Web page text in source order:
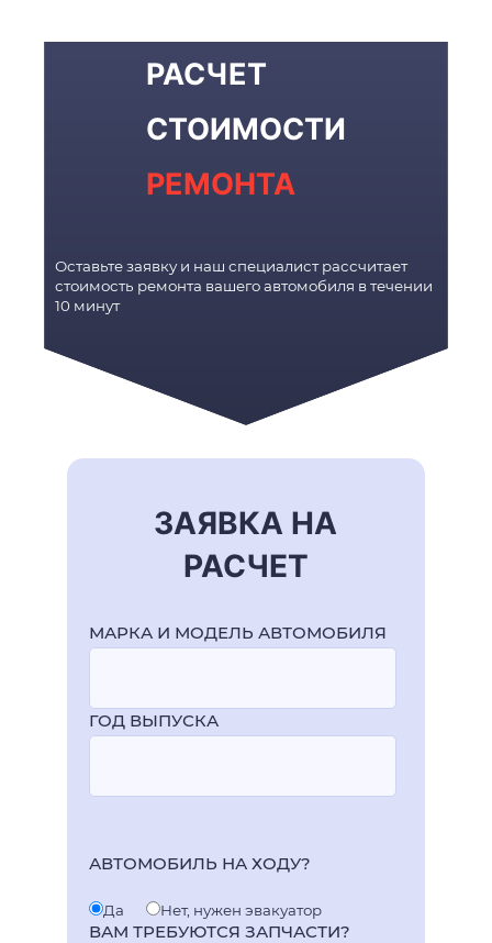
РАСЧЕТ
СТОИМОСТИ
РЕМОНТА
Оставьте заявку и наш специалист рассчитает
стоимость ремонта вашего автомобиля в течении
10 минут
ЗАЯВКА НА
РАСЧЕТ
МАРКА И МОДЕЛЬ АВТОМОБИЛЯ
ГОД ВЫПУСКА
АВТОМОБИЛЬ НА ХОДУ?
Да Нет, нужен эвакуатор
ВАМ ТРЕБУЮТСЯ ЗАПЧАСТИ?